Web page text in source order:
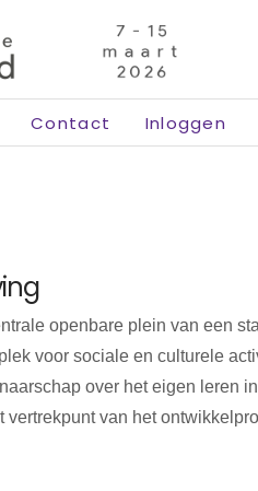
Contact Inloggen
openbare plein van een
voor sociale en culturele
over het eigen leren
vertrekpunt van het